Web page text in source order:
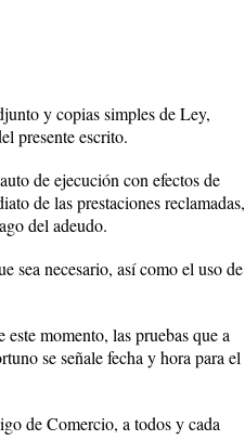
y copias simples de Ley,
presente escrito.
de ejecución con efectos de
de las prestaciones reclamadas,
del adeudo.
sea necesario, así como el uso de
momento, las pruebas que a
se señale fecha y hora para el
de Comercio, a todos y cada